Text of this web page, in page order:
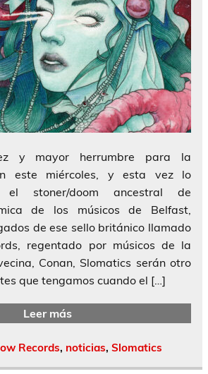
y mayor herrumbre para la
este miércoles, y esta vez lo
el stoner/doom ancestral de
de los músicos de Belfast,
de ese sello británico llamado
regentado por músicos de la
Conan, Slomatics serán otro
que tengamos cuando el […]
Leer más
Records, noticias, Slomatics